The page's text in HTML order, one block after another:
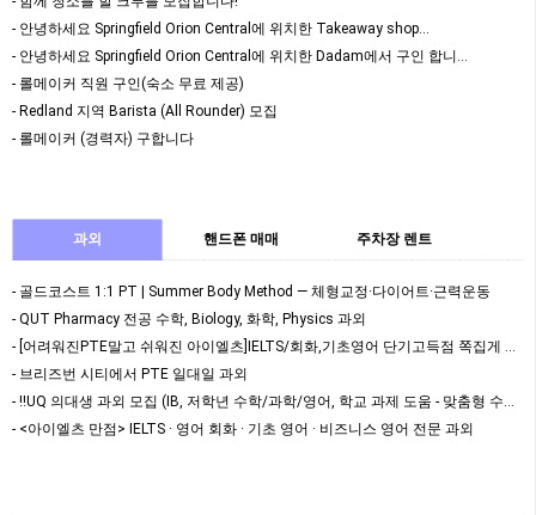
- 안녕하세요 Springfield Orion Central에 위치한 Takeaway shop…
- 안녕하세요 Springfield Orion Central에 위치한 Dadam에서 구인 합니…
- 롤메이커 직원 구인(숙소 무료 제공)
- Redland 지역 Barista (All Rounder) 모집
- 롤메이커 (경력자) 구합니다
과외 핸드폰 매매 주차장 렌트
- 골드코스트 1:1 PT | Summer Body Method — 체형교정·다이어트·근력운동
- QUT Pharmacy 전공 수학, Biology, 화학, Physics 과외
- 브리즈번 시티에서 PTE 일대일 과외
- ‼️UQ 의대생 과외 모집 (IB, 저학년 수학/과학/영어, 학교 과제 도움 - 맞춤형 수…
- <아이엘츠 만점> IELTS · 영어 회화 · 기초 영어 · 비즈니스 영어 전문 과외